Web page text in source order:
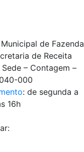
de Fazenda
de Receita
– Contagem –
000
: de segunda a
16h